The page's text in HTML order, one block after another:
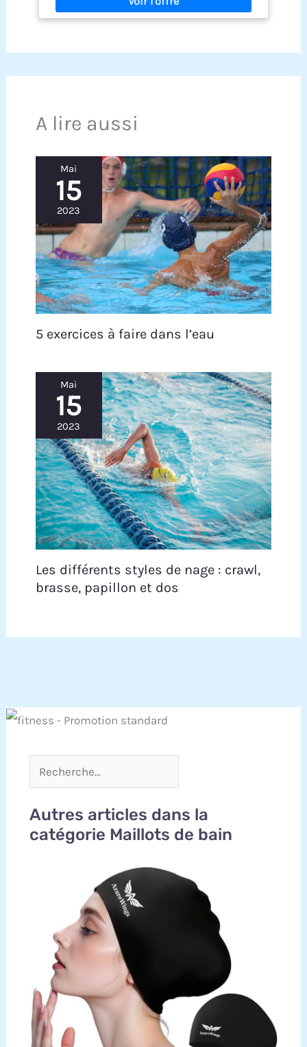
stylé, parfait pour profiter pleinement de vos
moments dans l'eau
résistance à l'eau chlorée, prolongeant
profilé est très extensible, il épouse la peau et
puissiez profiter de votre baignade sans vous
à l'usure.
A lire aussi
Mai
15
2023
5 exercices à faire dans l’eau
Mai
15
2023
Les différents styles de nage : crawl,
brasse, papillon et dos
Autres articles dans la
catégorie Maillots de bain